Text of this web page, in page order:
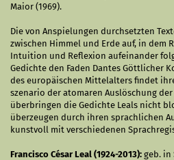
Maior (1969).
Die von Anspielungen durchsetzten
zwischen Himmel und Erde auf, in dem
Intuition und Reflexion aufeinander
Gedichte den Faden Dantes Göttlicher
des europäischen Mittelalters findet
szenario der atomaren Auslöschung
überbringen die Gedichte Leals nicht
überzeugen durch ihren sprachlichen
kunstvoll mit verschiedenen
Francisco César Leal (1924-2013): geb. in